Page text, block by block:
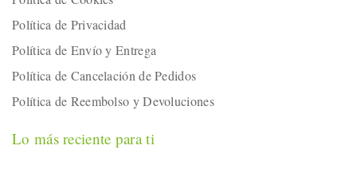
Política de Privacidad
Política de Envío y Entrega
Política de Cancelación de Pedidos
Política de Reembolso y Devoluciones
Lo más reciente para ti